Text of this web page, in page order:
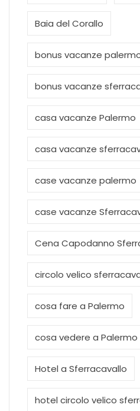
Baia del Corallo
bonus vacanze
bonus vacanze
casa vacanze Palermo
casa vacanze
case vacanze palermo
case vacanze
Cena Capodanno
circolo velico
cosa fare a Palermo
cosa vedere a Palermo
Hotel a Sferracavallo
hotel circolo velico